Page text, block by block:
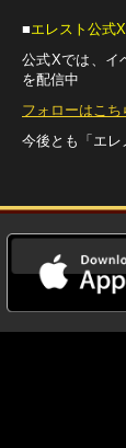
■エレスト公式
公式Xでは、イ
を配信中
フォローはこち
今後とも「エ